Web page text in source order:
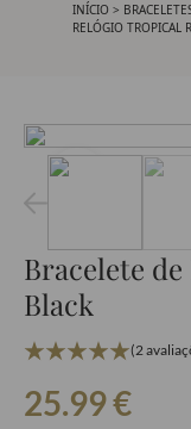
INÍCIO >
RELÓGIO TROPICAL
Bracelete
Black
(2
25.99€